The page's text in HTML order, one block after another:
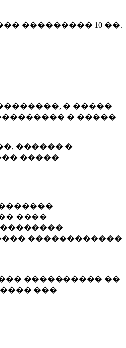
��������� 10 ��.
� �����
� �����
������ �
�����
����
������������
���������� ��
���